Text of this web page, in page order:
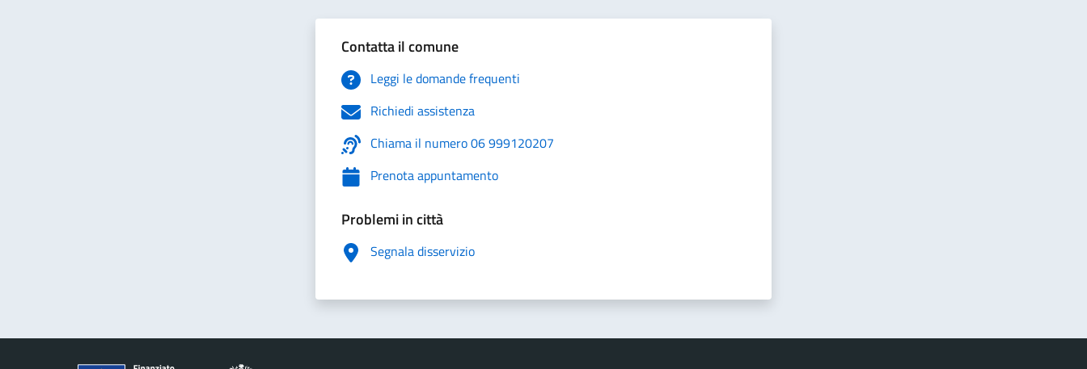
Contatta il comune
Leggi le domande frequenti
Richiedi assistenza
Chiama il numero 06 999120207
Prenota appuntamento
Problemi in città
Segnala disservizio